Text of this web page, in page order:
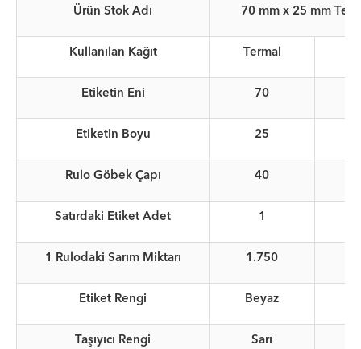
Ürün Stok Adı 70 mm x 25 mm
Kullanılan Kağıt Termal
Etiketin Eni 70
Etiketin Boyu 25
Rulo Göbek Çapı 40
Satırdaki Etiket Adet 1
1 Rulodaki Sarım Miktarı 1.750
Etiket Rengi Beyaz
Taşıyıcı Rengi Sarı